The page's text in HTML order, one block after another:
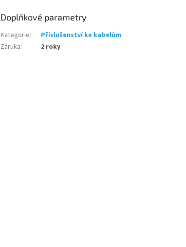
Doplňkové parametry
Kategorie:
Příslušenství ke kabelům
Záruka: 2 roky